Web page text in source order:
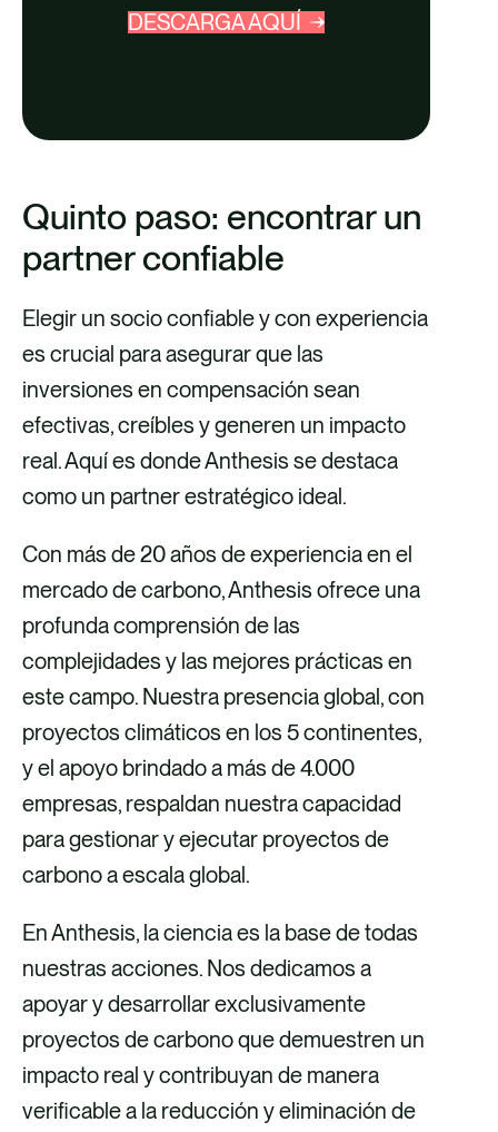
DESCARGA AQUÍ
Quinto paso: encontrar un
partner confiable
Elegir un socio confiable y con experiencia
es crucial para asegurar que las
inversiones en compensación sean
efectivas, creíbles y generen un impacto
real. Aquí es donde Anthesis se destaca
como un partner estratégico ideal.
Con más de 20 años de experiencia en el
mercado de carbono, Anthesis ofrece una
profunda comprensión de las
complejidades y las mejores prácticas en
este campo. Nuestra presencia global, con
proyectos climáticos en los 5 continentes,
y el apoyo brindado a más de 4.000
empresas, respaldan nuestra capacidad
para gestionar y ejecutar proyectos de
carbono a escala global.
En Anthesis, la ciencia es la base de todas
nuestras acciones. Nos dedicamos a
apoyar y desarrollar exclusivamente
proyectos de carbono que demuestren un
impacto real y contribuyan de manera
verificable a la reducción y eliminación de